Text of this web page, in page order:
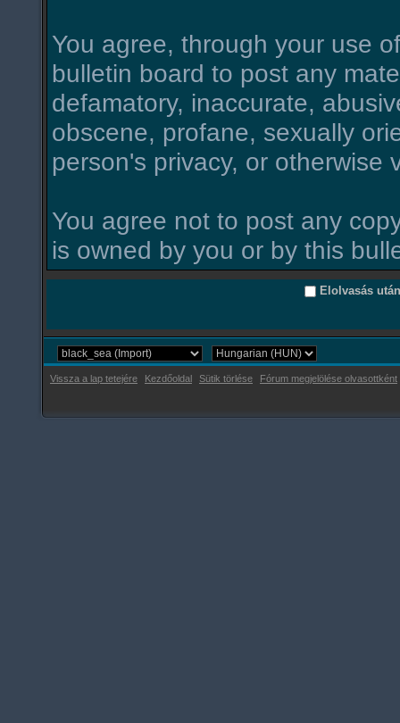
You agree, through your use
bulletin board to post any
defamatory, inaccurate,
obscene, profane, sexually
person's privacy, or otherwise
You agree not to post any
is owned by you or by this
Elolvasás
Vissza a lap tetejére Kezdőoldal Sütik törlése Fórum megjelölése olvasottként